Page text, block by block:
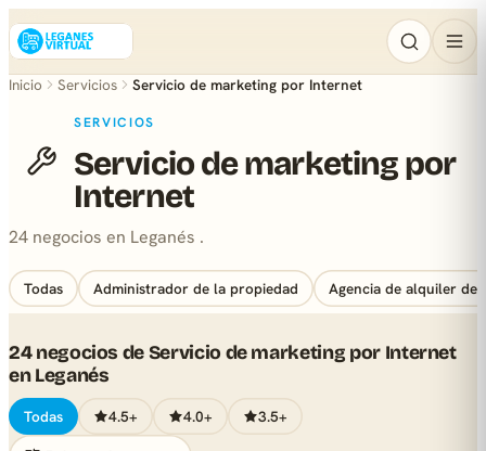
Inicio Servicios Servicio de marketing por Internet
SERVICIOS
Servicio de marketing por
Internet
24 negocios en Leganés .
Todas Administrador de la propiedad Agencia de alquiler de
24 negocios de Servicio de marketing por Internet
en Leganés
Todas 4.5+ 4.0+ 3.5+